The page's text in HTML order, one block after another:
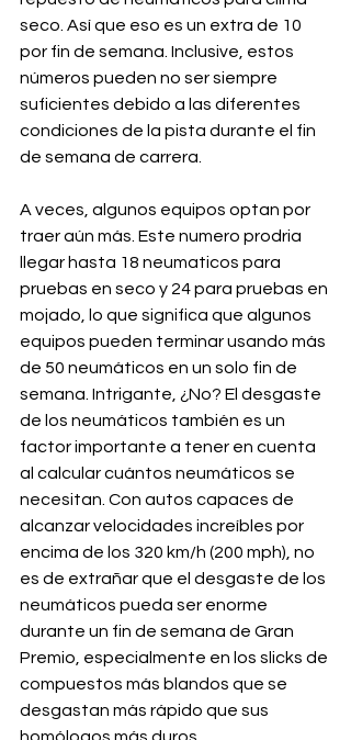
seco. Así que eso es un extra de 10
por fin de semana. Inclusive, estos
números pueden no ser siempre
suficientes debido a las diferentes
condiciones de la pista durante el fin
de semana de carrera.
A veces, algunos equipos optan por
traer aún más. Este numero prodria
llegar hasta 18 neumaticos para
pruebas en seco y 24 para pruebas en
mojado, lo que significa que algunos
equipos pueden terminar usando más
de 50 neumáticos en un solo fin de
semana. Intrigante, ¿No? El desgaste
de los neumáticos también es un
factor importante a tener en cuenta
al calcular cuántos neumáticos se
necesitan. Con autos capaces de
alcanzar velocidades increíbles por
encima de los 320 km/h (200 mph), no
es de extrañar que el desgaste de los
neumáticos pueda ser enorme
durante un fin de semana de Gran
Premio, especialmente en los slicks de
compuestos más blandos que se
desgastan más rápido que sus